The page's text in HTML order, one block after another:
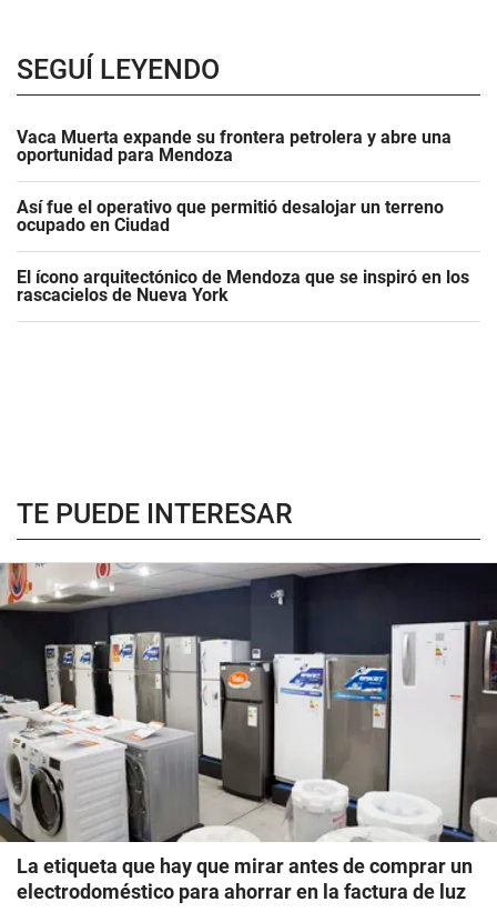
SEGUÍ LEYENDO
Vaca Muerta expande su frontera petrolera y abre una
oportunidad para Mendoza
Así fue el operativo que permitió desalojar un terreno
ocupado en Ciudad
El ícono arquitectónico de Mendoza que se inspiró en los
rascacielos de Nueva York
TE PUEDE INTERESAR
La etiqueta que hay que mirar antes de comprar un
electrodoméstico para ahorrar en la factura de luz